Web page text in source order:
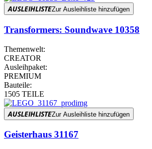
AUSLEIHLISTEZur Ausleihliste hinzufügen
Transformers: Soundwave 10358
Themenwelt:
CREATOR
Ausleihpaket:
PREMIUM
Bauteile:
1505 TEILE
AUSLEIHLISTEZur Ausleihliste hinzufügen
Geisterhaus 31167